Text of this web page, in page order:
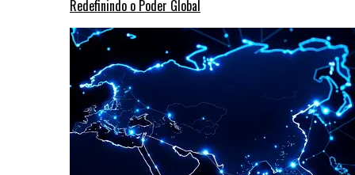
Redefinindo o Poder Global